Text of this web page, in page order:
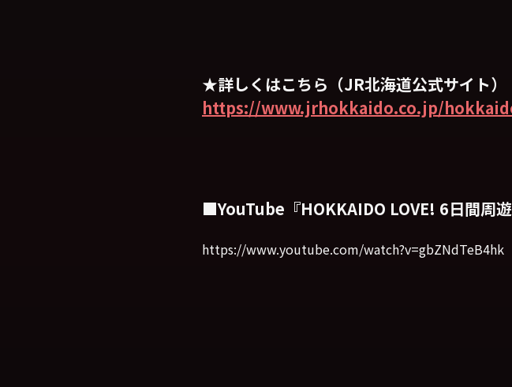
★詳しくはこちら（JR北海道公式サイト）
https://www.jrhokkaido.co.jp/
■YouTube『HOKKAIDO LOVE! 6日間周
https://www.youtube.com/watch?v=gbZNdTeB4hk